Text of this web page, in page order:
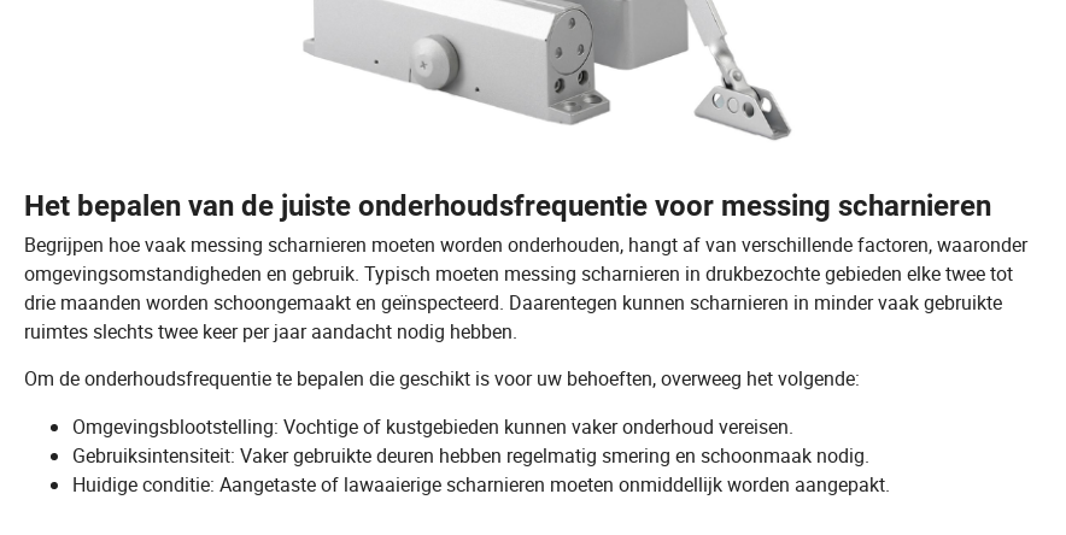
Het bepalen van de juiste onderhoudsfrequentie voor messing scharnieren
Begrijpen hoe vaak messing scharnieren moeten worden onderhouden, hangt af van verschillende factoren, waaronder
omgevingsomstandigheden en gebruik. Typisch moeten messing scharnieren in drukbezochte gebieden elke twee tot
drie maanden worden schoongemaakt en geïnspecteerd. Daarentegen kunnen scharnieren in minder vaak gebruikte
ruimtes slechts twee keer per jaar aandacht nodig hebben.
Om de onderhoudsfrequentie te bepalen die geschikt is voor uw behoeften, overweeg het volgende:
Omgevingsblootstelling: Vochtige of kustgebieden kunnen vaker onderhoud vereisen.
Gebruiksintensiteit: Vaker gebruikte deuren hebben regelmatig smering en schoonmaak nodig.
Huidige conditie: Aangetaste of lawaaierige scharnieren moeten onmiddellijk worden aangepakt.